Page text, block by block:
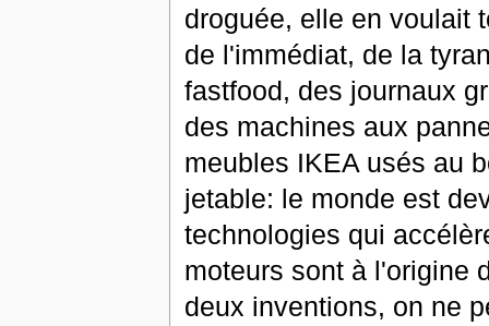
droguée, elle en voulait
de l'immédiat, de la
fastfood, des journaux
des machines aux
meubles IKEA usés au
jetable: le monde est
technologies qui
moteurs sont à l'origine
deux inventions, on ne